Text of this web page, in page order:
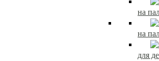
на
на
для